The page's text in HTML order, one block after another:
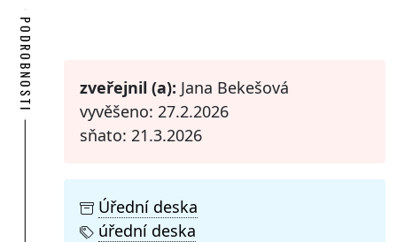
PODROBNOSTI zveřejnil (a): Jana Bekešová
vyvěšeno: 27.2.2026
sňato: 21.3.2026
Úřední deska
úřední deska